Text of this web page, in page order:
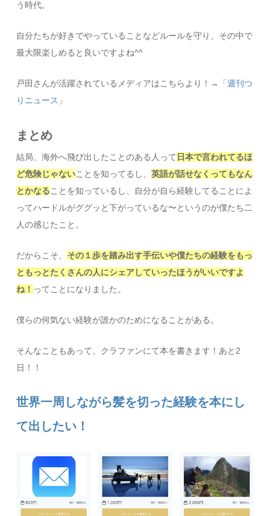
う時代。
自分たちが好きでやっていることなどルールを守り、その中で
最大限楽しめると良いですよね^^
戸田さんが活躍されているメディアはこちらより！→「週刊つ
りニュース 」
まとめ
結局、海外へ飛び出したことのある人って 日本で言われてるほ
ど危険じゃないことを知ってるし、英語が話せなくってもなん
とかなることを知っているし、自分が自ら経験してることによ
ってハードルがググッと下がっているな〜というのが僕たち二
人の感じたこと。
だからこそ、 その１歩を踏み出す手伝いや僕たちの経験をもっ
ともっとたくさんの人にシェアしていったほうがいいですよ
ね！ ってことになりました。
僕らの何気ない経験が誰かのためになることがある。
そんなこともあって、クラファンにて本を書きます！あと2
日！！
世界一周しながら髪を切った経験を本にし
て出したい！